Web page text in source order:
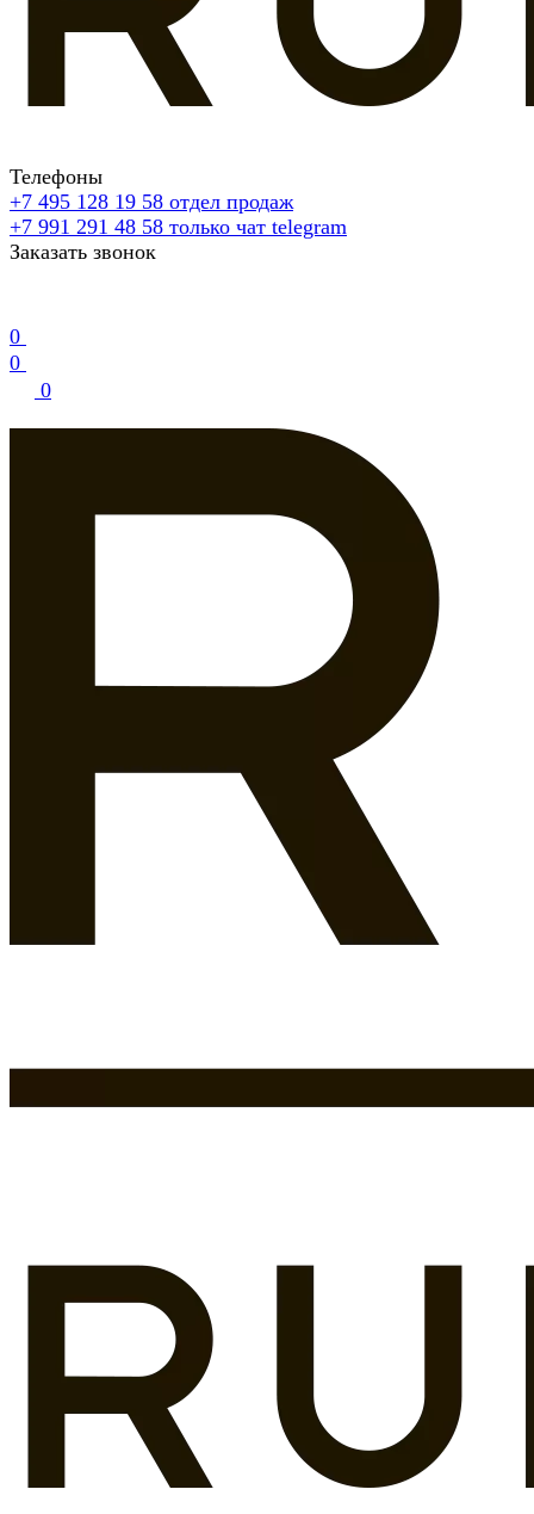
Телефоны
+7 495 128 19 58 отдел продаж
+7 991 291 48 58 только чат telegram
Заказать звонок
0
0
0